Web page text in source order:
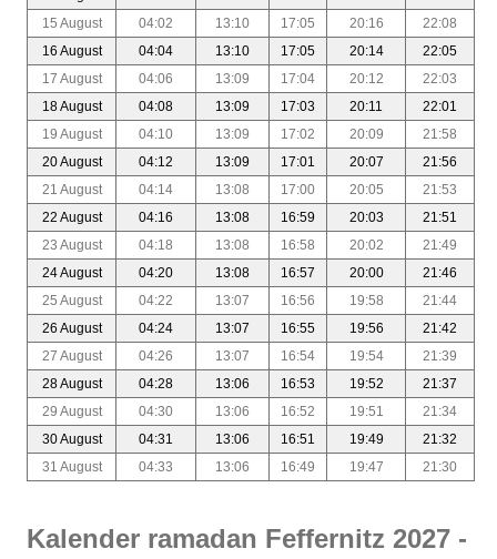
15 August
04:02 13:10 17:05 20:16
22:08
16 August
04:04 13:10 17:05 20:14
22:05
17 August
04:06 13:09 17:04 20:12
22:03
18 August
04:08 13:09 17:03 20:11
22:01
19 August
04:10 13:09 17:02 20:09
21:58
20 August
04:12 13:09 17:01 20:07
21:56
21 August
04:14 13:08 17:00 20:05
21:53
22 August
04:16 13:08 16:59 20:03
21:51
23 August
04:18 13:08 16:58 20:02
21:49
24 August
04:20 13:08 16:57 20:00
21:46
25 August
04:22 13:07 16:56 19:58
21:44
26 August
04:24 13:07 16:55 19:56
21:42
27 August
04:26 13:07 16:54 19:54
21:39
28 August
04:28 13:06 16:53 19:52
21:37
29 August
04:30 13:06 16:52 19:51
21:34
30 August
04:31 13:06 16:51 19:49
21:32
31 August
04:33 13:06 16:49 19:47 21:30
Kalender ramadan Feffernitz 2027 -